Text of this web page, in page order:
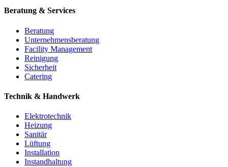
Beratung & Services
Beratung
Unternehmensberatung
Facility Management
Reinigung
Sicherheit
Catering
Technik & Handwerk
Elektrotechnik
Heizung
Sanitär
Lüftung
Installation
Instandhaltung